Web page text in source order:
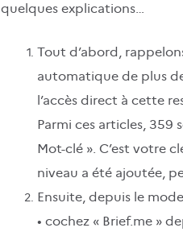
quelques explications…
Tout d’abord,
automatique de plus
l’accès direct à cette
Parmi ces articles, 359
Mot-clé ». C’est votre
niveau a été ajoutée,
Ensuite, depuis le
• cochez « Brief.me »